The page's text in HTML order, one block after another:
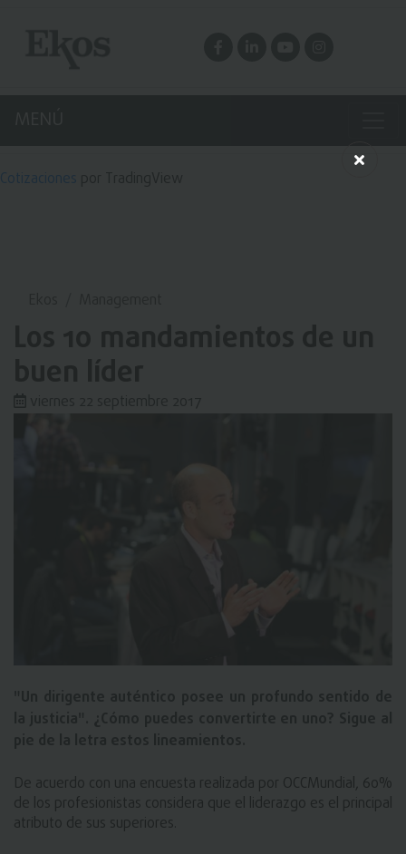
Cotizaciones
De acuerdo con una encuesta realizada por OCCMundial, 60%
de los profesionistas considera que el liderazgo es el principal
atributo de sus superiores.